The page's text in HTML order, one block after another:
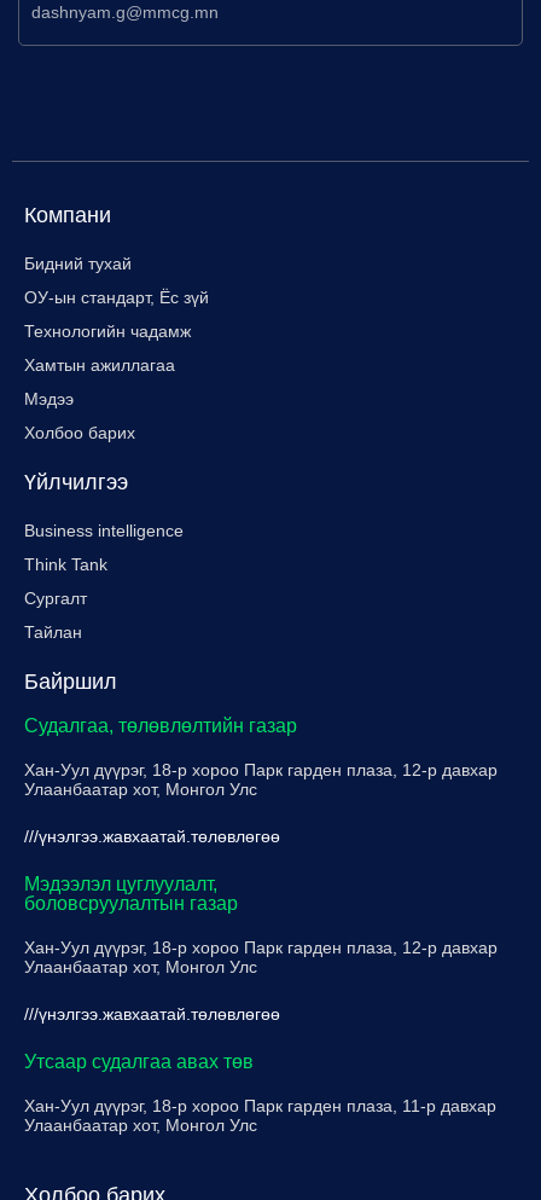
dashnyam.g@mmcg.mn
Компани
Бидний тухай
ОУ-ын стандарт, Ёс зүй
Технологийн чадамж
Хамтын ажиллагаа
Мэдээ
Холбоо барих
Үйлчилгээ
Business intelligence
Think Tank
Сургалт
Тайлан
Байршил
Судалгаа, төлөвлөлтийн газар
Хан-Уул дүүрэг, 18-р хороо Парк гарден плаза, 12-р давхар
Улаанбаатар хот, Монгол Улс
///үнэлгээ.жавхаатай.төлөвлөгөө
Мэдээлэл цуглуулалт,
боловсруулалтын газар
Хан-Уул дүүрэг, 18-р хороо Парк гарден плаза, 12-р давхар
Улаанбаатар хот, Монгол Улс
///үнэлгээ.жавхаатай.төлөвлөгөө
Утсаар судалгаа авах төв
Хан-Уул дүүрэг, 18-р хороо Парк гарден плаза, 11-р давхар
Улаанбаатар хот, Монгол Улс
Холбоо барих